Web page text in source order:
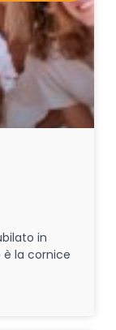
in
è la cornice